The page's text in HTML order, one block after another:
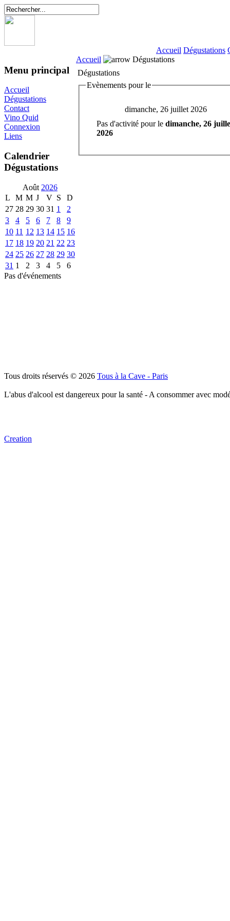
Accueil Dégustations
Menu principal
Accueil
Dégustations
Contact
Vino Quid
Connexion
Liens
Calendrier
Dégustations
Août 2026
L
M M J V S
D
27 28 29 30 31 1
2
3
4 5 6 7 8
9
10 11 12 13 14 15 16
17 18 19 20 21 22 23
24 25 26 27 28 29 30
31 1 2 3 4 5
6
Pas d'événements
Accueil
Dégustations
Dégustations
Evènements pour le
dimanche, 26 juillet 2026
Pas d'activité pour le dimanche, 26
2026
Tous droits réservés © 2026 Tous à la Cave - Paris
L'abus d'alcool est dangereux pour la santé - A consommer avec
Creation